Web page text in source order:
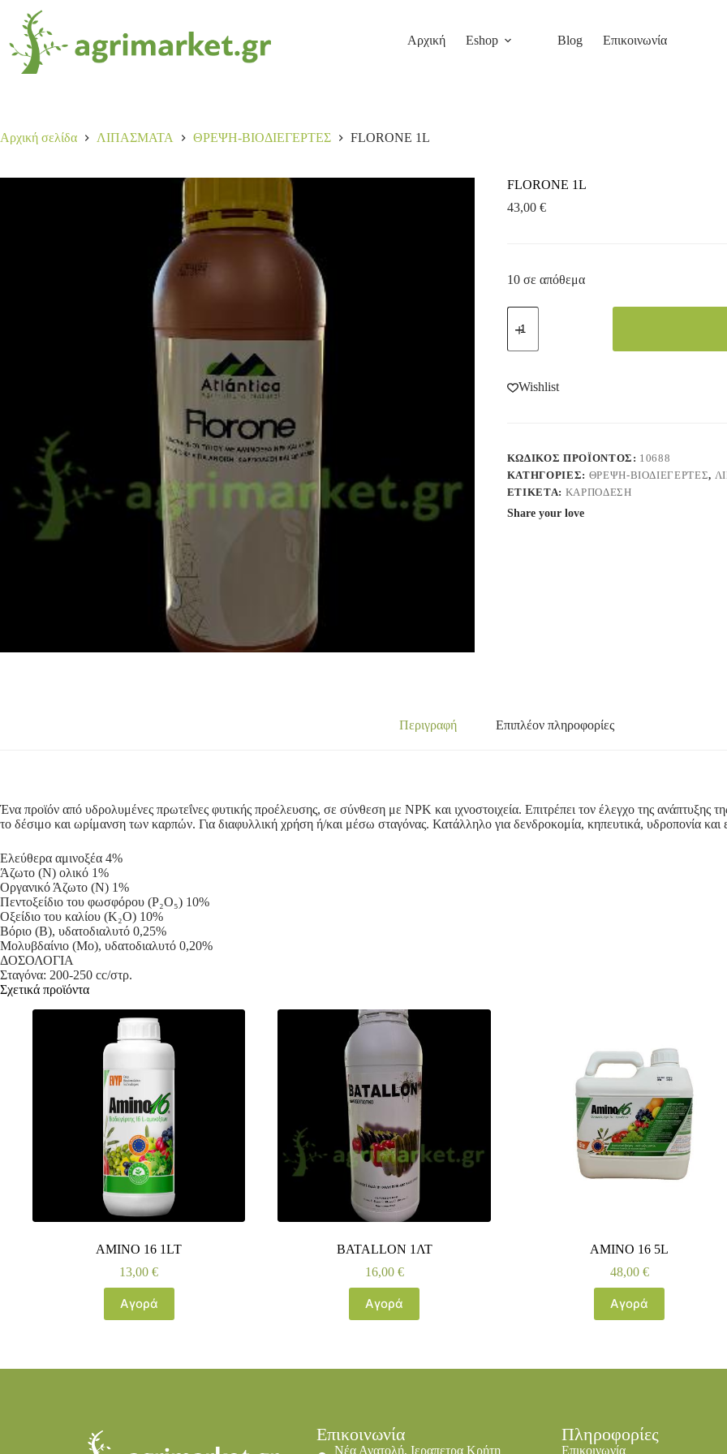
FLORONE 1L
43,00
10 σε απόθεμα
Αρχική Eshop Blog Επικοινωνία
Αρχική σελίδα ΛΙΠΑΣΜΑΤΑ ΘΡΕΨΗ-ΒΙΟΔΙΕΓΕΡΤΕΣ FLORONE 1L
FLORONE 1L
43,00 €
10 σε απόθεμα
Wishlist
ΚΩΔΙΚΌΣ ΠΡΟΪΌΝΤΟΣ: 10688
ΚΑΤΗΓΟΡΊΕΣ: ΘΡΕΨΗ-ΒΙΟΔΙΕΓΕΡΤΕΣ,
ΕΤΙΚΈΤΑ: ΚΑΡΠΌΔΕΣΗ
Share your love
Περιγραφή Επιπλέον πληροφορίες
Ένα προϊόν από υδρολυμένες πρωτεΐνες φυτικής προέλευσης, σε σύνθεση με ΝΡΚ και ιχνοστοιχεία. Επιτρέπει τον έλεγχο της ανάπτυξης
το δέσιμο και ωρίμανση των καρπών. Για διαφυλλική χρήση ή/και μέσω σταγόνας. Κατάλληλο για δενδροκομία, κηπευτικά, υδροπονία και
Ελεύθερα αμινοξέα 4%
Άζωτο (N) ολικό 1%
Οργανικό Άζωτο (N) 1%
Πεντοξείδιο του φωσφόρου (P₂O₅) 10%
Οξείδιο του καλίου (K₂O) 10%
Βόριο (B), υδατοδιαλυτό 0,25%
Μολυβδαίνιο (Mo), υδατοδιαλυτό 0,20%
ΔΟΣΟΛΟΓΙΑ
Σταγόνα: 200-250 cc/στρ.
Σχετικά προϊόντα
AMINO 16 1LT
13,00€
Αγορά
BATALLON 1ΛΤ
16,00 €
Αγορά
AMINO 16 5L
48,00 €
Αγορά
Επικοινωνία
Νέα Ανατολή, Ιεραπετρα Κρήτη
Πληροφορίες
Επικοινωνία